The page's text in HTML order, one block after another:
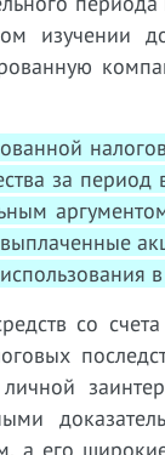
изучении
за период
со
а его